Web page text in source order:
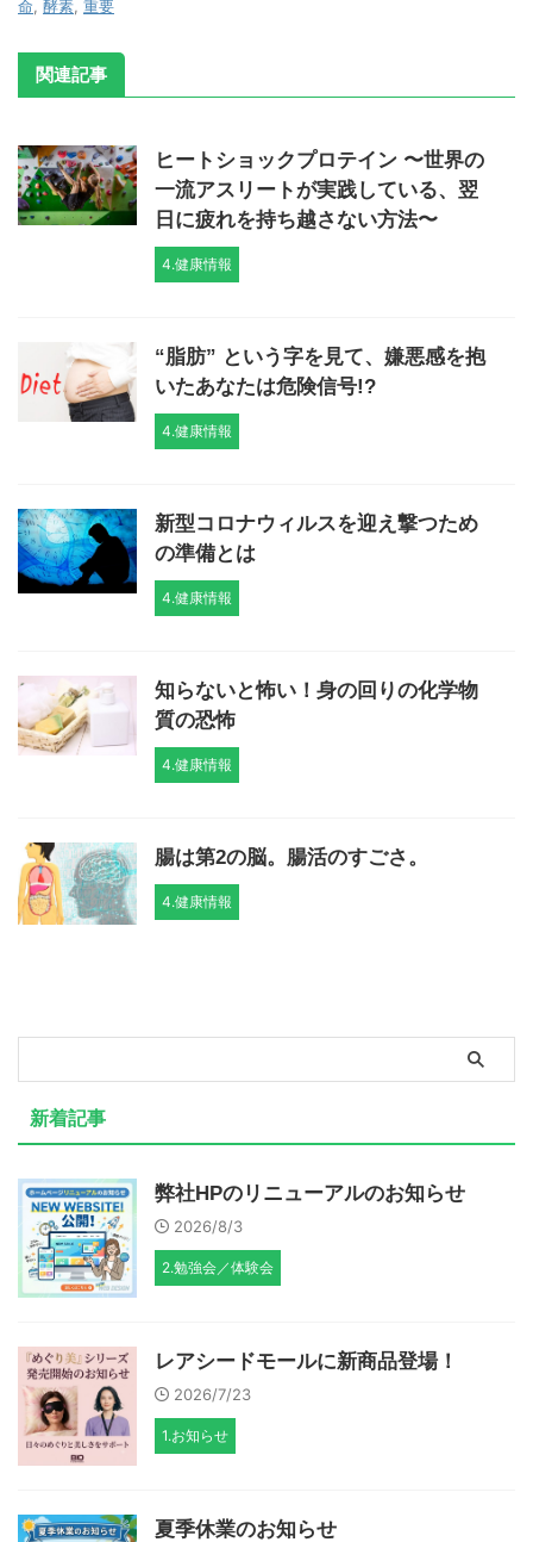
命 酵素 重要
関連記事
ヒートショックプロテイン 〜世界の
一流アスリートが実践している、翌
日に疲れを持ち越さない方法〜
4.健康情報
“脂肪” という字を見て、嫌悪感を抱
いたあなたは危険信号!?
4.健康情報
新型コロナウィルスを迎え撃つため
の準備とは
4.健康情報
知らないと怖い！身の回りの化学物
質の恐怖
4.健康情報
腸は第2の脳。腸活のすごさ。
4.健康情報
新着記事
弊社HPのリニューアルのお知らせ
2026/8/3
2.勉強会／体験会
レアシードモールに新商品登場！
2026/7/23
1.お知らせ
夏季休業のお知らせ